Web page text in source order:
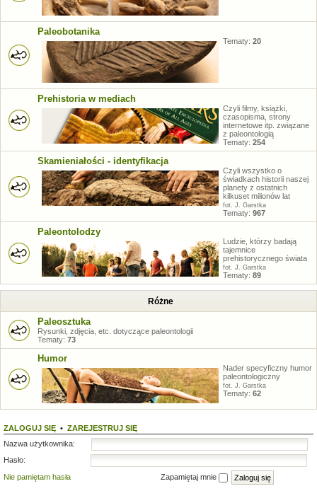
Paleobotanika
Tematy: 20
Prehistoria w mediach
Czyli filmy, książki,
czasopisma, strony
internetowe itp. związane
z paleontologią
Tematy: 254
Skamieniałości - identyfikacja
Czyli wszystko o
świadkach historii naszej
planety z ostatnich
kilkuset milionów lat
fot. J. Garstka
Tematy: 967
Paleontolodzy
Ludzie, którzy badają
tajemnice
prehistorycznego świata
fot. J. Garstka
Tematy: 89
Różne
Paleosztuka
Rysunki, zdjęcia, etc. dotyczące paleontologii
Tematy: 73
Humor
Nader specyficzny humor
paleontologiczny
fot. J. Garstka
Tematy: 62
ZALOGUJ SIĘ • ZAREJESTRUJ SIĘ
Nazwa użytkownika:
Hasło:
Nie pamiętam hasła
Zapamiętaj mnie